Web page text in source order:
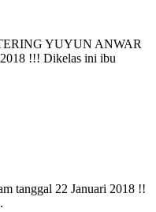
YUYUN ANWAR
!!! Dikelas ini ibu
tanggal 22 Januari 2018 !!